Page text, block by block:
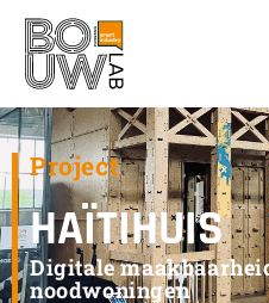
Project
HAÏTIHUIS
Digitale
noodwoningen